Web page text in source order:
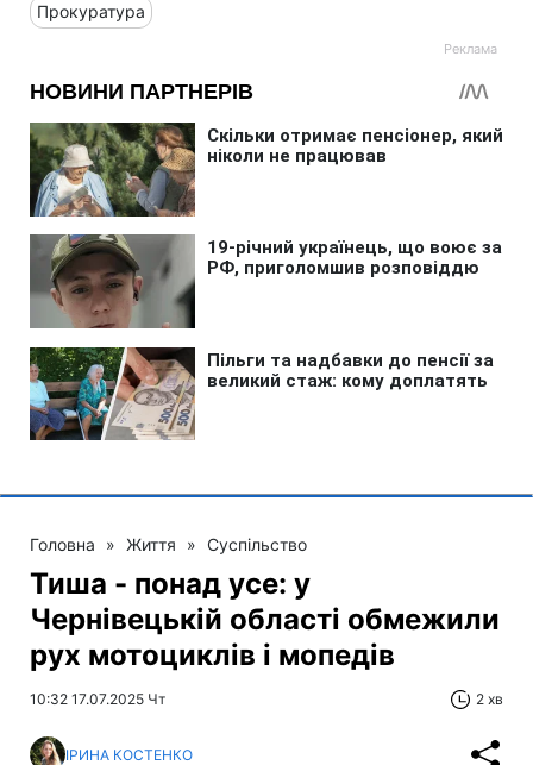
Прокуратура
Головна » Життя » Суспільство
Тиша - понад усе: у
Чернівецькій області обмежили
рух мотоциклів і мопедів
10:32 17.07.2025 Чт 2 хв
ІРИНА КОСТЕНКО